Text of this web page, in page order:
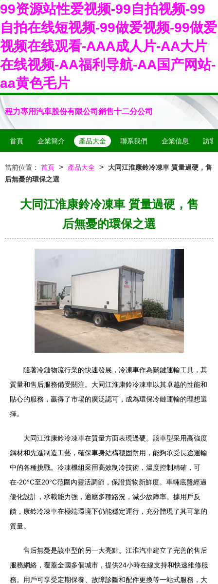
99资源站性爱视频-99自拍视频-99
自拍在线短视频-99做爱视频-99做爱
视频在线观看-AAA成人片-AA大片
在线视频-AA福利导航-AA国产网站-
aa黄色毛片
程力專用汽車股份有限公司銷售十二分公司
首頁 企業簡介 產品大全 聯系我們 企業信息 訪客
當前位置： 首頁 > 產品大全 >
大同江淮康鈴冷凍車 質量過硬，售
后無憂的環保之選
大同江淮康鈴冷凍車 質量過硬，售
后無憂的環保之選
隨著冷鏈物流行業的快速發展，冷凍車作為關鍵運輸工具，其
質量和售后服務備受關注。大同江淮康鈴冷凍車以其卓越的性能和
貼心的服務，贏得了市場的廣泛認可，成為環保冷鏈運輸的理想選
擇。
大同江淮康鈴冷凍車在質量方面表現過硬。該車型采用高強度
鋼材和先進制造工藝，確保車身結構穩固耐用，能夠承受長途運輸
中的各種挑戰。冷凍機組采用高效制冷技術，溫度控制精確，可
在-20°C至20°C范圍內靈活調節，保證貨物新鮮度。車輛底盤經過
優化設計，承載能力強，適應多種路況，減少故障率。據用戶反
饋，康鈴冷凍車在極端環境下仍能穩定運行，充分體現了其可靠的
質量。
售后無憂是該車型的另一大亮點。江淮汽車建立了完善的售后
服務網絡，覆蓋全國多個城市，提供24小時在線支持和快速維修服
務。用戶可享受定期保養、故障診斷和配件更換等一站式服務，大